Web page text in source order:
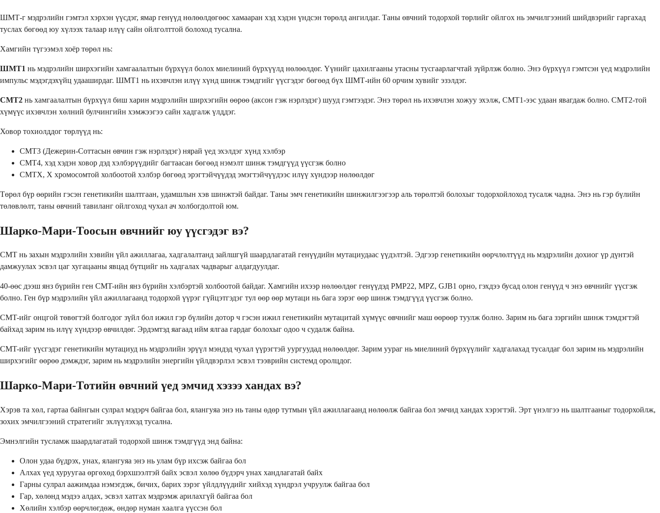
ШМТ-г мэдрэлийн гэмтэл хэрхэн үүсдэг, ямар генүүд нөлөөлдөгөөс хамааран хэд хэдэн үндсэн төрөлд ангилдаг. Таны өвчний тодорхой төрлийг ойлгох нь эмчилгээний шийдвэрийг гаргахад
туслах бөгөөд юу хүлээх талаар илүү сайн ойлголттой болоход тусална.
Хамгийн түгээмэл хоёр төрөл нь:
ШМТ1 нь мэдрэлийн ширхэгийн хамгаалалтын бүрхүүл болох миелиний бүрхүүлд нөлөөлдөг. Үүнийг цахилгааны утасны тусгаарлагчтай зүйрлэж болно. Энэ бүрхүүл гэмтсэн үед мэдрэлийн
импульс мэдэгдэхүйц удааширдаг. ШМТ1 нь ихэвчлэн илүү хүнд шинж тэмдгийг үүсгэдэг бөгөөд бүх ШМТ-ийн 60 орчим хувийг эзэлдэг.
CMT2 нь хамгаалалтын бүрхүүл биш харин мэдрэлийн ширхэгийн өөрөө (аксон гэж нэрлэдэг) шууд гэмтээдэг. Энэ төрөл нь ихэвчлэн хожуу эхэлж, CMT1-ээс удаан явагдаж болно. CMT2-той
хүмүүс ихэвчлэн хөлний булчингийн хэмжээгээ сайн хадгалж үлддэг.
Ховор тохиолддог төрлүүд нь:
CMT3 (Дежерин-Соттасын өвчин гэж нэрлэдэг) нярай үед эхэлдэг хүнд хэлбэр
CMT4, хэд хэдэн ховор дэд хэлбэрүүдийг багтаасан бөгөөд нэмэлт шинж тэмдгүүд үүсгэж болно
CMTX, Х хромосомтой холбоотой хэлбэр бөгөөд эрэгтэйчүүдэд эмэгтэйчүүдээс илүү хүндээр нөлөөлдөг
Төрөл бүр өөрийн гэсэн генетикийн шалтгаан, удамшлын хэв шинжтэй байдаг. Таны эмч генетикийн шинжилгээгээр аль төрөлтэй болохыг тодорхойлоход тусалж чадна. Энэ нь гэр бүлийн
төлөвлөлт, таны өвчний тавиланг ойлгоход чухал ач холбогдолтой юм.
Шарко-Мари-Тоосын өвчнийг юу үүсгэдэг вэ?
CMT нь захын мэдрэлийн хэвийн үйл ажиллагаа, хадгалалтанд зайлшгүй шаардлагатай генүүдийн мутациудаас үүдэлтэй. Эдгээр генетикийн өөрчлөлтүүд нь мэдрэлийн дохиог үр дүнтэй
дамжуулах эсвэл цаг хугацааны явцад бүтцийг нь хадгалах чадварыг алдагдуулдаг.
40-өөс дээш янз бүрийн ген CMT-ийн янз бүрийн хэлбэртэй холбоотой байдаг. Хамгийн ихээр нөлөөлдөг генүүдэд PMP22, MPZ, GJB1 орно, гэхдээ бусад олон генүүд ч энэ өвчнийг үүсгэж
болно. Ген бүр мэдрэлийн үйл ажиллагаанд тодорхой үүрэг гүйцэтгэдэг тул өөр өөр мутаци нь бага зэрэг өөр шинж тэмдгүүд үүсгэж болно.
CMT-ийг онцгой төвөгтэй болгодог зүйл бол ижил гэр бүлийн дотор ч гэсэн ижил генетикийн мутацитай хүмүүс өвчнийг маш өөрөөр туулж болно. Зарим нь бага зэргийн шинж тэмдэгтэй
байхад зарим нь илүү хүндээр өвчилдөг. Эрдэмтэд яагаад ийм ялгаа гардаг болохыг одоо ч судалж байна.
CMT-ийг үүсгэдэг генетикийн мутациуд нь мэдрэлийн эрүүл мэндэд чухал үүрэгтэй уургуудад нөлөөлдөг. Зарим уураг нь миелиний бүрхүүлийг хадгалахад тусалдаг бол зарим нь мэдрэлийн
ширхэгийг өөрөө дэмждэг, зарим нь мэдрэлийн энергийн үйлдвэрлэл эсвэл тээврийн системд оролцдог.
Шарко-Мари-Тотийн өвчний үед эмчид хэзээ хандах вэ?
Хэрэв та хөл, гартаа байнгын сулрал мэдэрч байгаа бол, ялангуяа энэ нь таны өдөр тутмын үйл ажиллагаанд нөлөөлж байгаа бол эмчид хандах хэрэгтэй. Эрт үнэлгээ нь шалтгааныг тодорхойлж,
зохих эмчилгээний стратегийг эхлүүлэхэд тусална.
Эмнэлгийн тусламж шаардлагатай тодорхой шинж тэмдгүүд энд байна:
Олон удаа бүдрэх, унах, ялангуяа энэ нь улам бүр ихсэж байгаа бол
Алхах үед хуруугаа өргөхөд бэрхшээлтэй байх эсвэл хөлөө бүдэрч унах хандлагатай байх
Гарны сулрал аажимдаа нэмэгдэж, бичих, барих зэрэг үйлдлүүдийг хийхэд хүндрэл учруулж байгаа бол
Гар, хөлөнд мэдээ алдах, эсвэл хатгах мэдрэмж арилахгүй байгаа бол
Хөлийн хэлбэр өөрчлөгдөж, өндөр нуман хаалга үүссэн бол